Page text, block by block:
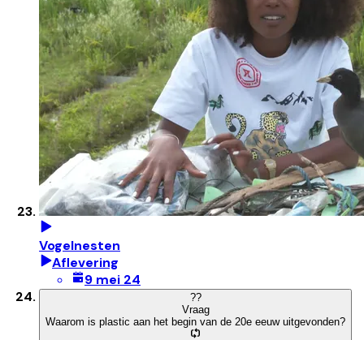
Vogelnesten
Aflevering
9 mei 24
??
Vraag
Waarom is plastic aan het begin van de 20e eeuw uitgevonden?